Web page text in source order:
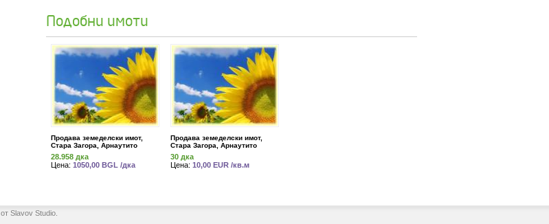
Подобни имоти
Продава земеделски имот,
Стара Загора, Арнаутито
28.958 дка
Цена: 1050,00 BGL /дка
Продава земеделски имот,
Стара Загора, Арнаутито
30 дка
Цена: 10,00 EUR /кв.м
от Slavov Studio.